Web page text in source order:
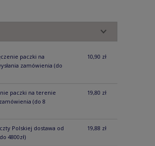
paczki na
zamówienia (do
10,90 zł
paczki na terenie
(do 8
19,80 zł
Polskiej dostawa od
4800zł)
19,88 zł